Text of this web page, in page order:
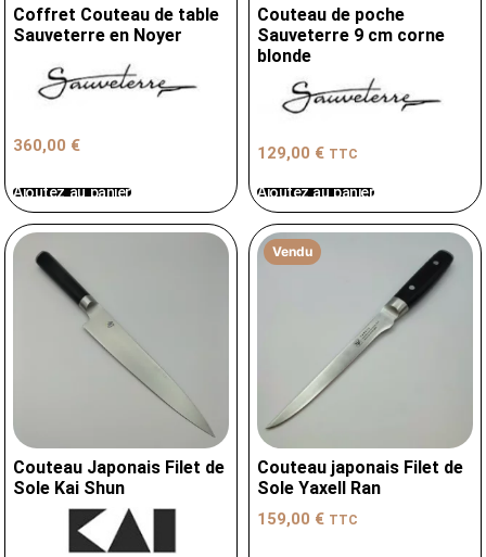
Coffret Couteau de table
Sauveterre en Noyer
360,00 €
Ajoutez au panier
Couteau de poche
Sauveterre 9 cm corne
blonde
129,00 € TTC
Ajoutez au panier
Couteau Japonais Filet de
Sole Kai Shun
Vendu
Couteau japonais Filet de
Sole Yaxell Ran
159,00 € TTC